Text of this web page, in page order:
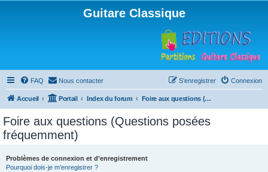
Guitare Classique
FAQ Nous contacter Connexion
S’enregistrer
Accueil Portail Index du forum Foire aux questions (Questions posées fréquemment)
Foire aux questions (Questions posées
fréquemment)
Problèmes de connexion et d’enregistrement
Pourquoi dois-je m’enregistrer ?